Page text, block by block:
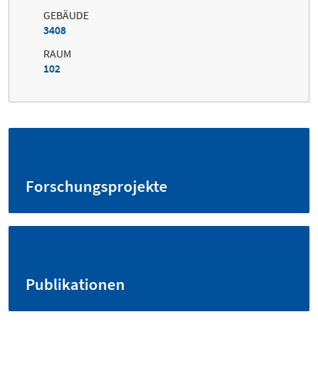
GEBÄUDE
3408
RAUM
102
Forschungsprojekte
Publikationen